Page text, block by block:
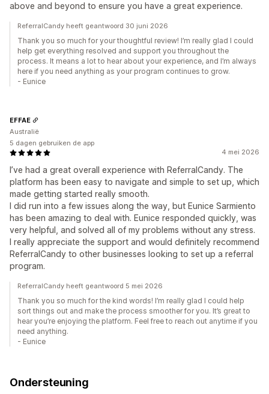
above and beyond to ensure you have a great experience.
ReferralCandy heeft geantwoord 30 juni 2026
Thank you so much for your thoughtful review! I’m really glad I could
help get everything resolved and support you throughout the
process. It means a lot to hear about your experience, and I’m always
here if you need anything as your program continues to grow.
- Eunice
4 mei 2026
I’ve had a great overall experience with ReferralCandy. The
platform has been easy to navigate and simple to set up, which
made getting started really smooth.
I did run into a few issues along the way, but Eunice Sarmiento
has been amazing to deal with. Eunice responded quickly, was
very helpful, and solved all of my problems without any stress.
I really appreciate the support and would definitely recommend
ReferralCandy to other businesses looking to set up a referral
program.
EFFAE
Australië
5 dagen gebruiken de app
ReferralCandy heeft geantwoord 5 mei 2026
Thank you so much for the kind words! I’m really glad I could help
sort things out and make the process smoother for you. It’s great to
hear you’re enjoying the platform. Feel free to reach out anytime if you
need anything.
- Eunice
Ondersteuning